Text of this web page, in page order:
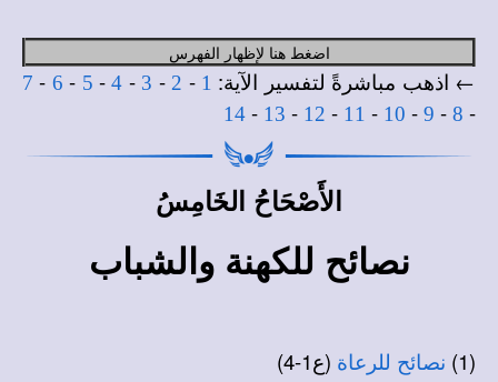
اضغط هنا لإظهار الفهرس
← اذهب مباشرةً لتفسير الآية: 1
-
2
-
3
-
4
-
5
-
6
-
7
-
8
-
9
-
10
-
11
-
12
-
13
-
14
الأَصْحَاحُ الخَامِسُ
نصائح للكهنة والشباب
(1) نصائح للرعاة (ع1-4)